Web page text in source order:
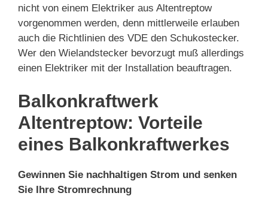
nicht von einem Elektriker aus Altentreptow
vorgenommen werden, denn mittlerweile erlauben
auch die Richtlinien des VDE den Schukostecker.
Wer den Wielandstecker bevorzugt muß allerdings
einen Elektriker mit der Installation beauftragen.
Balkonkraftwerk
Altentreptow: Vorteile
eines Balkonkraftwerkes
Gewinnen Sie nachhaltigen Strom und senken
Sie Ihre Stromrechnung